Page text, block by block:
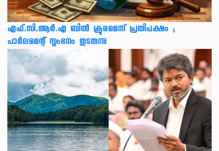
എഫ്.സി.ആർ.എ ബിൽ ക്രൂരമെന്ന് പ്രതിപക്ഷം ;
പാർലമെന്റ് സ്തംഭനം തുടരുന്നു